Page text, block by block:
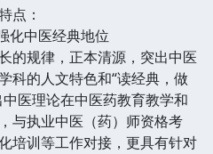
点：
中医经典地位
规律，正本清源，突出中医
科的人文特色和“读经典，做
医理论在中医药教育教学和
与执业中医（药）师资格考
培训等工作对接，更具有针对